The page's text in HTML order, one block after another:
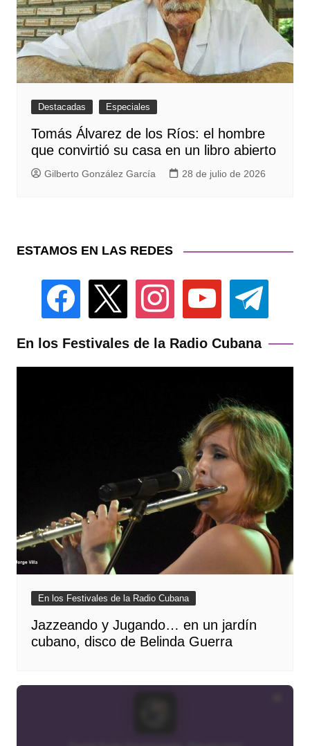
Destacadas Especiales
Tomás Álvarez de los Ríos: el hombre
que convirtió su casa en un libro abierto
Gilberto González García 28 de julio de 2026
ESTAMOS EN LAS REDES
facebook instagram youtube telegram
En los Festivales de la Radio Cubana
En los Festivales de la Radio Cubana
Jazzeando y Jugando… en un jardín
cubano, disco de Belinda Guerra